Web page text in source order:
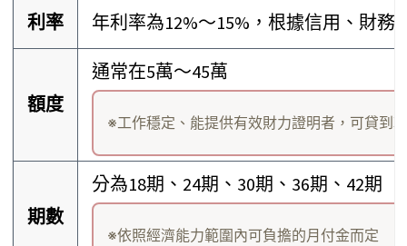
利率 年利率為12%～15%，根據信用、財務
額度
通常在5萬～45萬
※工作穩定、能提供有效財力證明者，可貸到
期數
分為18期、24期、30期、36期、42期
※依照經濟能力範圍內可負擔的月付金而定